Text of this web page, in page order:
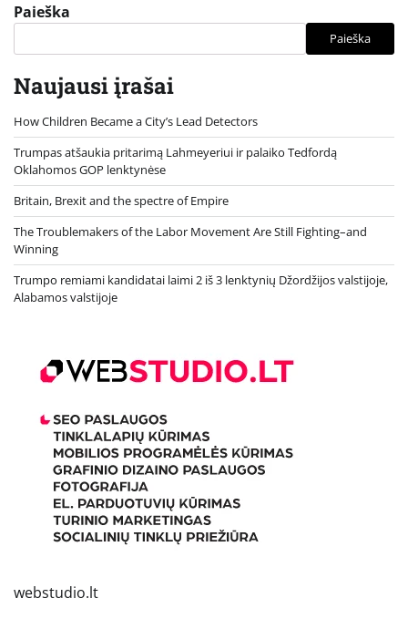
Paieška
Paieška
Naujausi įrašai
How Children Became a City’s Lead Detectors
Trumpas atšaukia pritarimą Lahmeyeriui ir palaiko Tedfordą
Oklahomos GOP lenktynėse
Britain, Brexit and the spectre of Empire
The Troublemakers of the Labor Movement Are Still Fighting–and
Winning
Trumpo remiami kandidatai laimi 2 iš 3 lenktynių Džordžijos valstijoje,
Alabamos valstijoje
webstudio.lt